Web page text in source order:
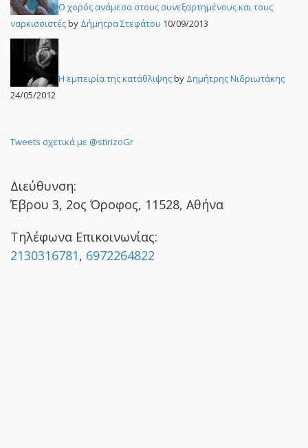
Ο χορός ανάμεσα στους συνεξαρτημένους και τους
ναρκισσιστέςby Δήμητρα Στεφάτου 10/09/2013
Η εμπειρία της κατάθλιψηςby Δημήτρης Νιδριωτάκης
24/05/2012
Tweets σχετικά με @stirizoGr
Διεύθυνση:
Έβρου 3, 2ος Όροφος, 11528, Αθήνα
Τηλέφωνα Επικοινωνίας:
2130316781, 6972264822